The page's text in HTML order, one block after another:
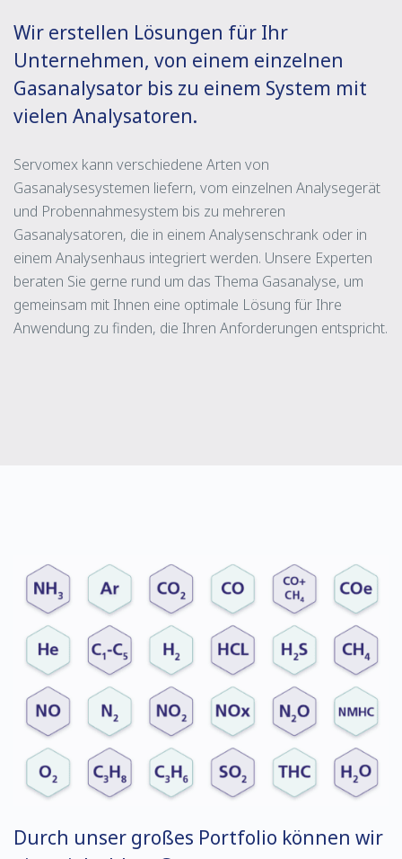
Wir erstellen Lösungen für Ihr
Unternehmen, von einem einzelnen
Gasanalysator bis zu einem System mit
vielen Analysatoren.
Servomex kann verschiedene Arten von
Gasanalysesystemen liefern, vom einzelnen Analysegerät
und Probennahmesystem bis zu mehreren
Gasanalysatoren, die in einem Analysenschrank oder in
einem Analysenhaus integriert werden. Unsere Experten
beraten Sie gerne rund um das Thema Gasanalyse, um
gemeinsam mit Ihnen eine optimale Lösung für Ihre
Anwendung zu finden, die Ihren Anforderungen entspricht.
Durch unser großes Portfolio können wir